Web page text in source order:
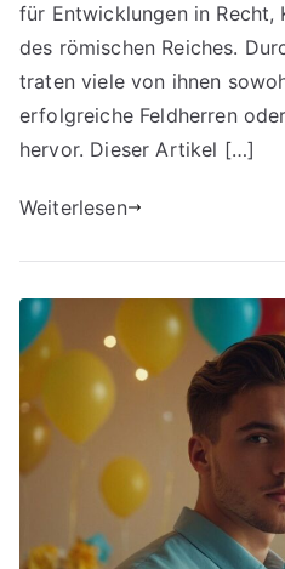
für Entwicklungen in Recht,
des römischen Reiches.
traten viele von ihnen
erfolgreiche Feldherren
hervor. Dieser Artikel […]
Weiterlesen